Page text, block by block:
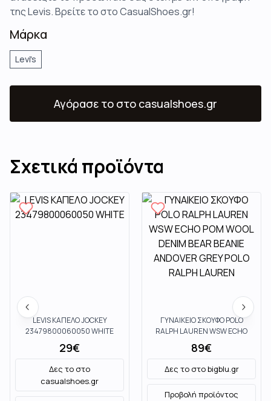
της Levis. Βρείτε το στο CasualShoes.gr!
Μάρκα
Levi's
Αγόρασε το στο casualshoes.gr
Σχετικά προϊόντα
LEVIS ΚΑΠΕΛΟ JOCKEY
23479800060050 WHITE
29€
Δες το στο
casualshoes.gr
ΓΥΝΑΙΚΕΙΟ ΣΚΟΥΦΟ POLO
RALPH LAUREN WSW ECHO
POM WOOL DENIM BEAR
BEANIE ANDOVER GREY POLO
89€
Δες το στοbigblu.gr
Προβολή προϊόντος